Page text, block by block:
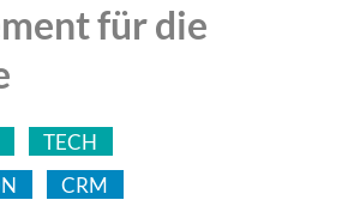
für die
TECH
CRM